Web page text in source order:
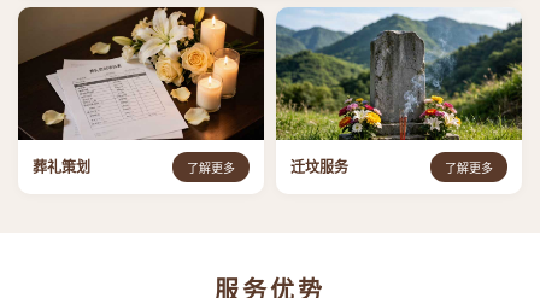
葬礼策划 了解更多 迁坟服务 了解更多
服务优势